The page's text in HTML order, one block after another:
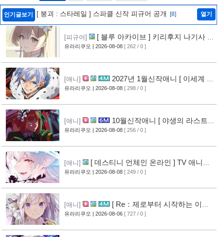
인기글보기 [ 붕괴 : 스타레일 ] 스파클 신작 피규어 공개 [8] 열기
[피규어]
[ 블루 아카이브 ] 키리후지 나기사 신
작 피규어 공개 [9]
유라리쿠오 | 2026-08-08 [ 262 / 0 ]
[애니]
2027년 1월신작애니 [ 이세계 전
생 소동기 ] PV 영상 공개
유라리쿠오 | 2026-08-08 [ 298 / 0 ]
[애니]
10월신작애니 [ 야생의 라스트
보스가 나타났다! ] 2기 PV 영상 공개
유라리쿠오 | 2026-08-08 [ 256 / 0 ]
[애니]
[ 데스티니 언체인 온라인 ] TV 애니메
이션화 결정 [9]
유라리쿠오 | 2026-08-08 [ 249 / 0 ]
[애니]
[ Re：제로부터 시작하는 이세
계 생활 ] 4기 탈환편 PV 영상 공개
유라리쿠오 | 2026-08-06 [ 727 / 0 ]